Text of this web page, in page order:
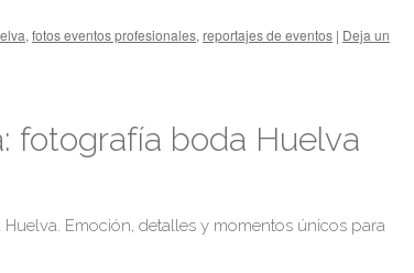
, fotos eventos profesionales, reportajes de eventos | Deja un
fotografía boda Huelva
Emoción, detalles y momentos únicos para